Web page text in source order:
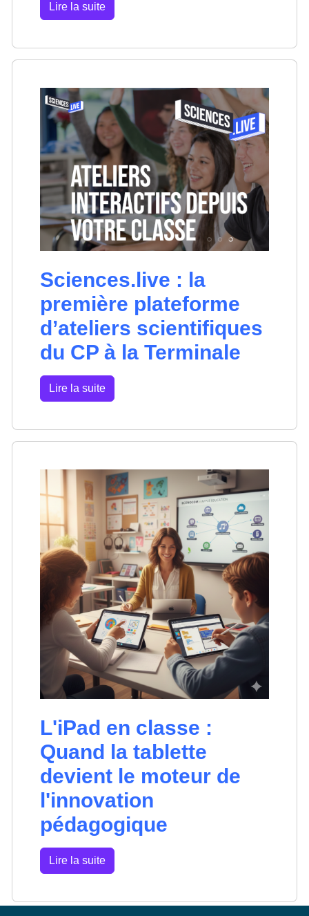
Lire la suite
Sciences.live : la
première plateforme
d’ateliers scientifiques
du CP à la Terminale
Lire la suite
L'iPad en classe :
Quand la tablette
devient le moteur de
l'innovation
pédagogique
Lire la suite